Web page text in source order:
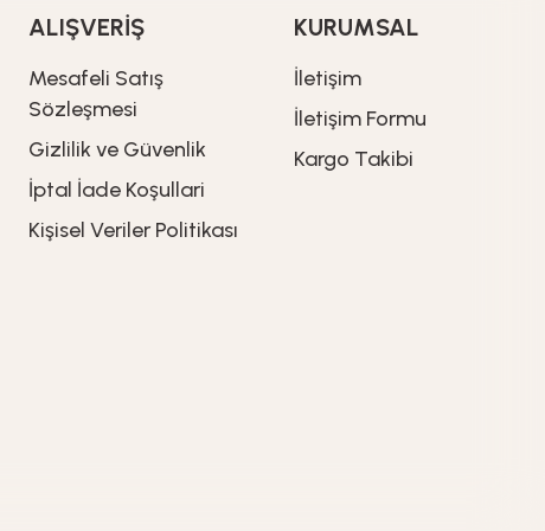
HyperProX Şarjlı Kablosuz Dikey Süpürge - Filtre
ALIŞVERİŞ
Mesafeli Satış
Sözleşmesi
Gizlilik ve Güvenlik
İptal İade Koşullari
Kişisel Veriler Politikası
KURUMSAL
İletişim
İletişim Formu
Kargo Takibi